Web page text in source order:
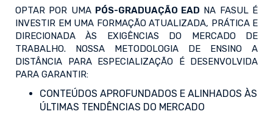
OPTAR POR UMA PÓS-GRADUAÇÃO EAD NA FASUL É
INVESTIR EM UMA FORMAÇÃO ATUALIZADA, PRÁTICA E
DIRECIONADA ÀS EXIGÊNCIAS DO MERCADO DE
TRABALHO. NOSSA METODOLOGIA DE ENSINO A
DISTÂNCIA PARA ESPECIALIZAÇÃO É DESENVOLVIDA
PARA GARANTIR:
CONTEÚDOS APROFUNDADOS E ALINHADOS ÀS
ÚLTIMAS TENDÊNCIAS DO MERCADO